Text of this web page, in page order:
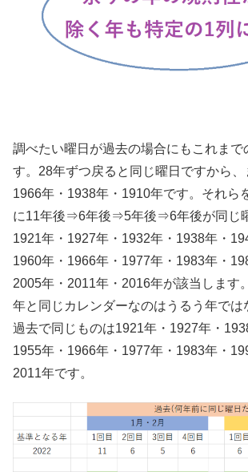
調べたい曜日が過去の場合にもこれまで
す。28年ずつ戻ると同じ曜日ですから、
1966年・1938年・1910年です。それら
に11年後⇒6年後⇒5年後⇒6年後が同じ
1921年・1927年・1932年・1938年・
1960年・1966年・1977年・1983年・
2005年・2011年・2016年が該当します
年と同じカレンダーなのはうるう年では
過去で同じものは1921年・1927年・
1955年・1966年・1977年・1983年・
2011年です。